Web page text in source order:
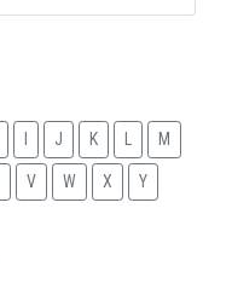
J K M
V W X Y